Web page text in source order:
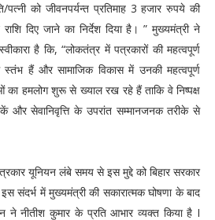
को जीवनपर्यन्त प्रतिमाह 3 हजार रुपये की
दिए जाने का निर्देश दिया है। ” मुख्यमंत्री ने
है कि, “लोकतंत्र में पत्रकारों की महत्वपूर्ण
हैं और सामाजिक विकास में उनकी महत्वपूर्ण
का हमलोग शुरू से ख्याल रख रहे हैं ताकि वे निष्पक्ष
और सेवानिवृत्ति के उपरांत सम्मानजनक तरीके से
यूनियन लंबे समय से इस मुद्दे को बिहार सरकार
संदर्भ में मुख्यमंत्री की सकारात्मक घोषणा के बाद
ने नीतीश कुमार के प्रति आभार व्यक्त किया है I